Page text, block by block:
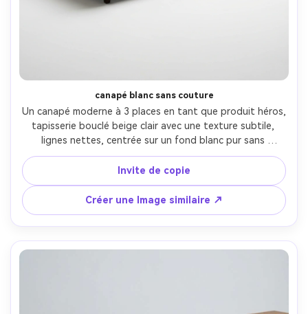
canapé blanc sans couture
Un canapé moderne à 3 places en tant que produit héros,
tapisserie bouclé beige clair avec une texture subtile,
lignes nettes, centrée sur un fond blanc pur sans
couture, éclairage studio doux et diffus, ombre douce
sous les jambes, prise sur Sony A7R IV, objectif 85mm, f/8,
ultra-nette, photographie de produit photoréaliste, style
haut de gamme de listing e-commerce-AR 4:5
Invite de copie
Créer une Image similaire ↗